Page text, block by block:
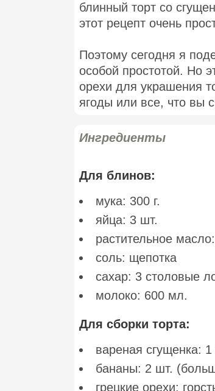
блинный торт со
этот рецепт очень
Поэтому сегодня я
особой простотой. Но
орехи для украшения
ягоды или все, что вы
Ингредиенты
Для блинов:
мука: 300 г.
яйца: 3 шт.
растительное
соль: щепотка
сахар: 3 столовые
молоко: 600 мл.
Для сборки торта:
вареная сгущенка: 1
бананы: 2 шт.
грецкие орехи: